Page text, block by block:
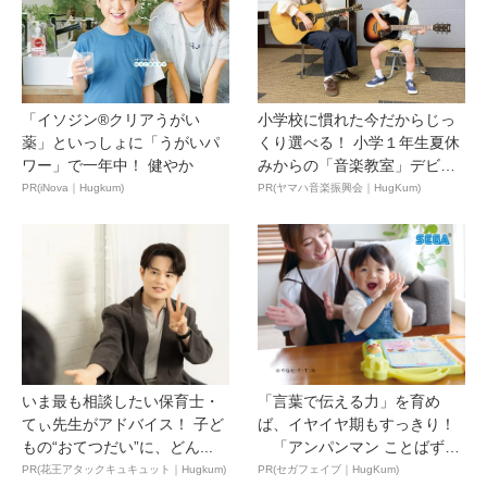
「イソジン®クリアうがい
薬」といっしょに「うがいパ
ワー」で一年中！ 健やか
PR(iNova｜Hugkum)
小学校に慣れた今だからじっ
くり選べる！ 小学１年生夏休
みからの「音楽教室」デビ
ュ...
PR(ヤマハ音楽振興会｜HugKum)
いま最も相談したい保育士・
てぃ先生がアドバイス！ 子ど
もの“おてつだい”に、どん...
PR(花王アタックキュキュット｜Hugkum)
「言葉で伝える力」を育め
ば、イヤイヤ期もすっきり！
「アンパンマン ことばずか
ん...
PR(セガフェイブ｜HugKum)